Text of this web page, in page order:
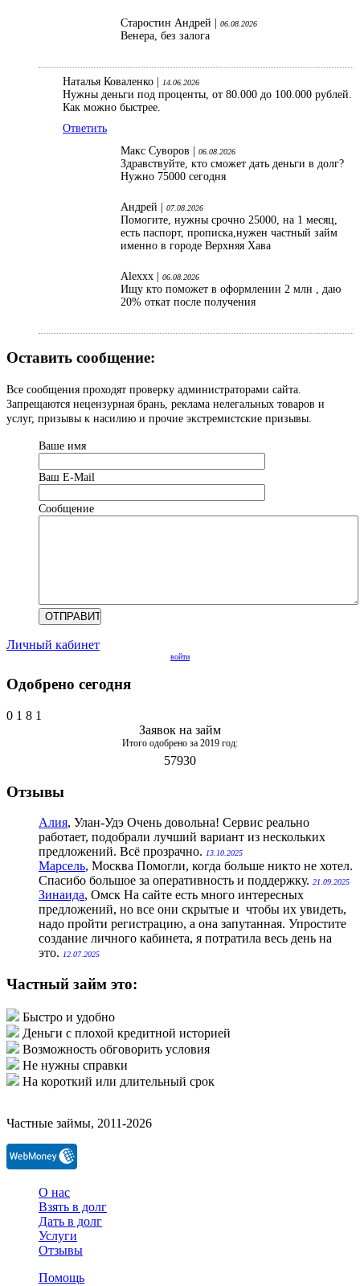
Старостин Андрей | 06.08.2026
Венера, без залога
Наталья Коваленко | 14.06.2026
Нужны деньги под проценты, от 80.000 до 100.000 рублей.
Как можно быстрее.
Ответить
Макс Суворов |
06.08.2026
Здравствуйте, кто сможет дать деньги в долг?
Нужно 75000 сегодня
Андрей | 07.08.2026
Помогите, нужны срочно 25000, на 1 месяц,
есть паспорт, прописка,нужен частный займ
именно в городе Верхняя Хава
Alexxx | 06.08.2026
Ищу кто поможет в оформлении 2 млн , даю
20% откат после получения
Оставить сообщение:
Все сообщения проходят проверку администраторами сайта.
Запрещаются нецензурная брань, реклама нелегальных товаров и
услуг, призывы к насилию и прочие экстремистские призывы.
Ваше имя
Ваш Е-Mail
Сообщение
Личный кабинет
войти
Одобрено сегодня
0 1 8 1
Заявок на займ
Итого одобрено за 2019 год:
57930
Отзывы
Алия, Улан-Удэ Очень довольна! Сервис реально
работает, подобрали лучший вариант из нескольких
предложений. Всё прозрачно. 13.10.2025
Марсель, Москва Помогли, когда больше никто не хотел.
Спасибо большое за оперативность и поддержку. 21.09.2025
Зинаида, Омск На сайте есть много интересных
предложений, но все они скрытые и чтобы их увидеть,
надо пройти регистрацию, а она запутанная. Упростите
создание личного кабинета, я потратила весь день на
это. 12.07.2025
Частный займ это:
Быстро и удобно
Деньги с плохой кредитной историей
Возможность обговорить условия
Не нужны справки
На короткий или длительный срок
Частные займы, 2011-2026
О нас
Взять в долг
Дать в долг
Услуги
Отзывы
Помощь